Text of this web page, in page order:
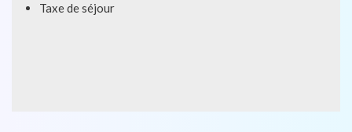
Taxe de séjour